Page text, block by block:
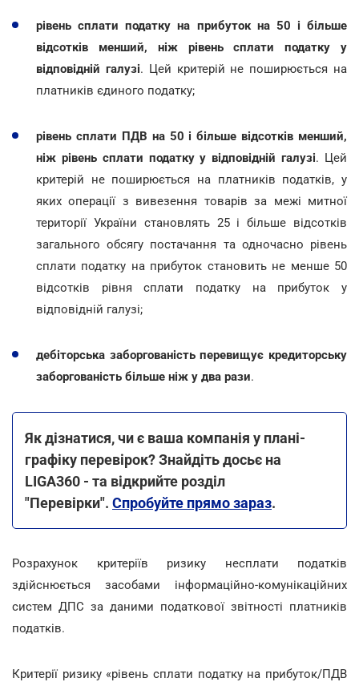
рівень сплати податку на прибуток на 50 і більше
відсотків менший, ніж рівень сплати податку у
відповідній галузі. Цей критерій не поширюється на
платників єдиного податку;
рівень сплати ПДВ на 50 і більше відсотків менший,
ніж рівень сплати податку у відповідній галузі. Цей
критерій не поширюється на платників податків, у
яких операції з вивезення товарів за межі митної
території України становлять 25 і більше відсотків
загального обсягу постачання та одночасно рівень
сплати податку на прибуток становить не менше 50
відсотків рівня сплати податку на прибуток у
відповідній галузі;
дебіторська заборгованість перевищує кредиторську
заборгованість більше ніж у два рази.
Як дізнатися, чи є ваша компанія у плані-
графіку перевірок? Знайдіть досьє на
LIGA360 - та відкрийте розділ
"Перевірки". Спробуйте прямо зараз.
Розрахунок критеріїв ризику несплати податків
здійснюється засобами інформаційно-комунікаційних
систем ДПС за даними податкової звітності платників
податків.
Критерії ризику «рівень сплати податку на прибуток/ПДВ